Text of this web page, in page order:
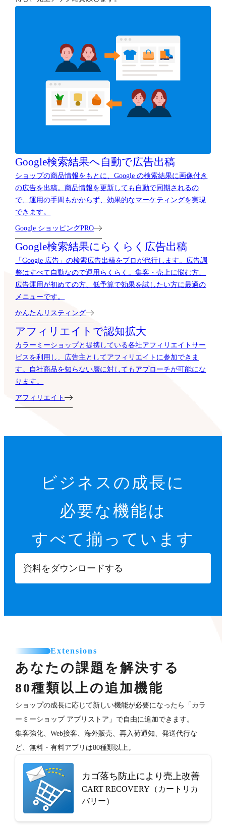
Google検索結果へ自動で広告出稿
ショップの商品情報をもとに、Google の検索結果に画像付き
の広告を出稿。商品情報を更新しても自動で同期されるの
で、運用の手間もかからず、効果的なマーケティングを実現
できます。
Google ショッピングPRO
Google検索結果に らくらく広告出稿
「Google 広告」の検索広告出稿をプロが代行します。広告調
整はすべて自動なので運用らくらく。集客・売上に悩む方、
広告運用が初めての方、低予算で効果を試したい方に最適の
メニューです。
かんたんリスティング
アフィリエイトで認知拡大
カラーミーショップと提携している各社アフィリエイトサー
ビスを利用し、広告主としてアフィリエイトに参加できま
す。自社商品を知らない層に対してもアプローチが可能にな
ります。
アフィリエイト
ビジネスの成長に
必要な機能は
すべて揃っています
資料をダウンロードする
Extensions
あなたの課題を解決する
80種類以上の追加機能
ショップの成長に応じて新しい機能が必要になったら「カラ
ーミーショップ アプリストア」で自由に追加できます。
集客強化、Web接客、海外販売、再入荷通知、発送代行な
ど、無料・有料アプリは80種類以上。
カゴ落ち防止により売上改善
CART RECOVERY（カートリカ
バリー）